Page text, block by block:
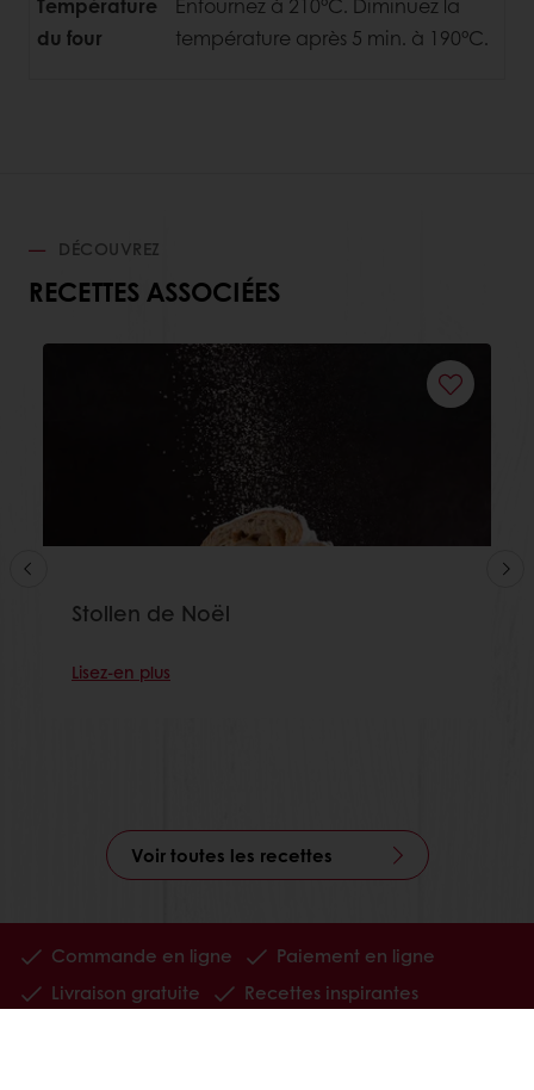
Température
du four
Enfournez à 210°C. Diminuez la
température après 5 min. à 190°C.
DÉCOUVREZ
RECETTES ASSOCIÉES
Stollen de Noël
Lisez-en plus
Voir toutes les recettes
Commande en ligne
Paiement en ligne
Livraison gratuite
Recettes inspirantes